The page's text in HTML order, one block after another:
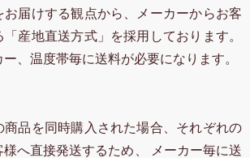
届けする観点から、メーカーからお客
産地直送方式」を採用しております。
、温度帯毎に送料が必要になります。
商品を同時購入された場合、それぞれの
様へ直接発送するため、 メーカー毎に送